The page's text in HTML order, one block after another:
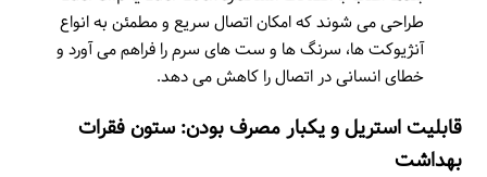
طراحی می شوند که امکان اتصال سریع و مطمئن به انواع
آنژیوکت ها، سرنگ ها و ست های سرم را فراهم می آورد و
خطای انسانی در اتصال را کاهش می دهد.
قابلیت استریل و یکبار مصرف بودن: ستون فقرات
بهداشت